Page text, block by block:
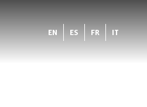
EN ES FR IT